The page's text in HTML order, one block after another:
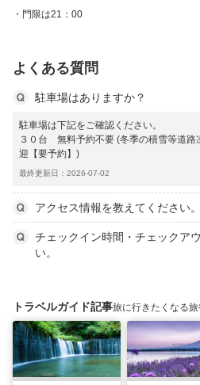
門限は21：00
よくある質問
駐車場はありますか？
駐車場は下記をご確認ください。
３０台 無料予約不要 (冬季の積雪等道路
迎【要予約】)
最終更新日：2026-07-02
アクセス情報を教えてください。
チェックイン時間・チェックア
い。
トラベルガイド記事旅に行きたくなる